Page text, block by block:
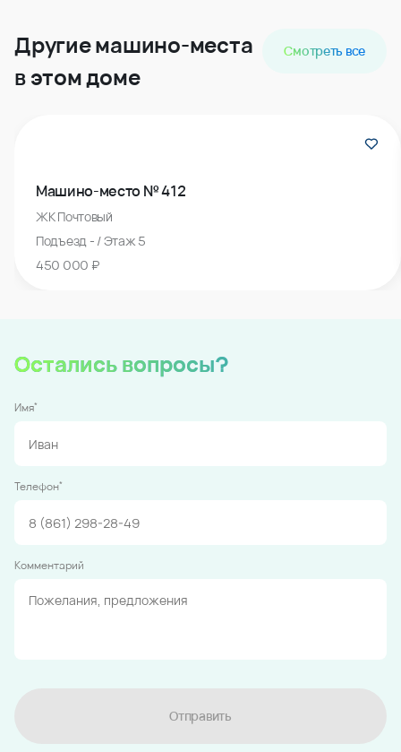
Другие машино-места
в этом доме
Смотреть все
Машино-место № 412
ЖК Почтовый
Подъезд - / Этаж 5
450 000 ₽
Остались вопросы?
Имя*
Телефон*
Комментарий
Отправить